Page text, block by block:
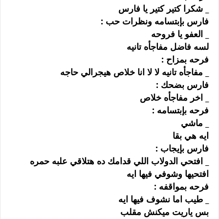
_ ﺷﻜﺮﺍ ﻛﺘﻴﺮ ﻛﺘﻴﺮ ﻳﺎ ﻓﺎﺭﺱ
ﻓﺎﺭﺱ ﺑﺈﺑﺘﺴﺎﻣﻪ ﻭﻧﻈﺮﺍﺕ ﺣﺐ :
_ ﺍﻟﻌﻔﻮ ﻳﺎ ﻓﺮﻭﺣﻪ
ﻟﺴﻪ ﻓﺎﺿﻞ ﻣﻔﺎﺟﺄﻩ ﺗﺎﻧﻴﻪ
ﻓﺮﺣﻪ ﺑﻤﺰﺍﺡ :
_ ﻣﻔﺎﺟﺄﻩ ﺗﺎﻧﻴﻪ ﻻ ﻻ ﺍﻧﺎ ﺧﻼﺹ ﻫﻴﺠﺮﺍﻟﻲ ﺣﺎﺟﻪ
ﻓﺎﺭﺱ ﺑﻀﺤﻚ :
_ ﺍﺧﺮ ﻣﻔﺎﺟﺄﻩ ﺧﻼﺹ
ﻓﺮﺣﻪ ﺑﺈﺑﺘﺴﺎﻣﻪ :
_ ﻣﺎﺷﻲ
ﺍﻳﻪ ﻫﻲ ﺑﻘﺎ
ﻓﺎﺭﺱ ﺑﺈﻳﺠﺎﺏ :
_ ﺍﻓﺘﺤﻲ ﺍﻟﺪﻭﻻﺏ ﺍﻟﻠﻲ ﻗﺪﺍﻣﻚ ﺩﻩ ﻫﺘﻼﻗﻲ ﻋﻠﺒﻪ ﺣﻤﺮﻩ
ﺍﻓﺘﺤﻴﻬﺎ ﻭﺷﻮﻓﻲ ﻓﻴﻬﺎ ﺍﻳﻪ
ﻓﺮﺣﻪ ﺑﻤﻮﺍﻗﻔﻪ :
_ ﻃﻴﺐ ﺍﻣﺎ ﻧﺸﻮﻑ ﻓﻴﻬﺎ ﺍﻳﻪ
ﺑﺲ ﻳﺎﺭﻳﺖ ﻣﻴﻜﻨﺶ ﻣﻘﻠﺐ